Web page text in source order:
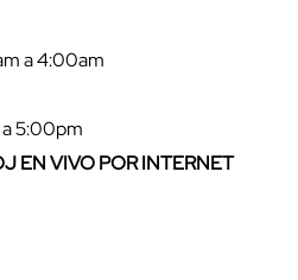
a 4:00am
5:00pm
EN VIVO POR INTERNET